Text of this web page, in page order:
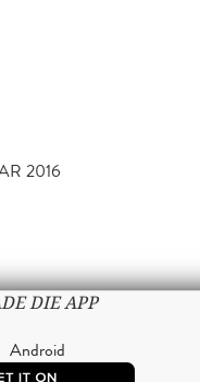
2016
DIE APP
Android